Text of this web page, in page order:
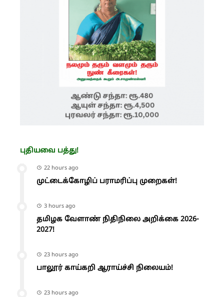
புதியவை பத்து!
22 hours ago
முட்டைக்கோழிப் பராமரிப்பு முறைகள்!
3 hours ago
தமிழக வேளாண் நிதிநிலை அறிக்கை 2026-
2027!
23 hours ago
பாலூர் காய்கறி ஆராய்ச்சி நிலையம்!
23 hours ago